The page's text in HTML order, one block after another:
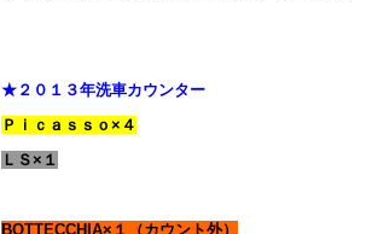
★２０１３年洗車カウンター
Ｐｉｃａｓｓｏ×４
ＬＳ×１
BOTTECCHIA×１（カウント外）